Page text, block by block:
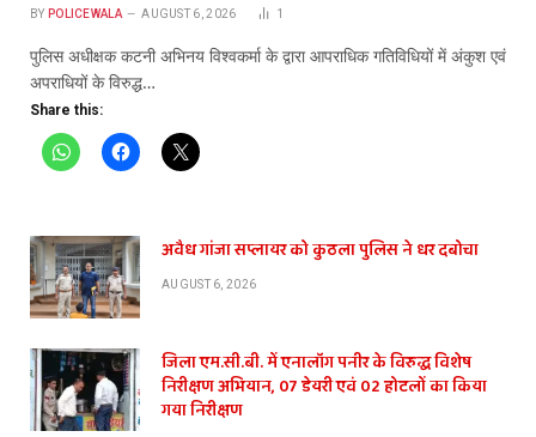
BY POLICEWALA AUGUST 6, 2026 1
पुलिस अधीक्षक कटनी अभिनय विश्वकर्मा के द्वारा आपराधिक गतिविधियों में अंकुश एवं
अपराधियों के विरुद्ध…
Share this:
अवैध गांजा सप्लायर को कुठला पुलिस ने धर दबोचा
AUGUST 6, 2026
जिला एम.सी.बी. में एनालॉग पनीर के विरुद्ध विशेष
निरीक्षण अभियान, 07 डेयरी एवं 02 होटलों का किया
गया निरीक्षण